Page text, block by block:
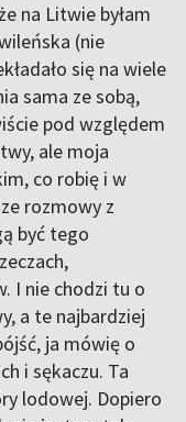
na Litwie byłam
(nie
się na wiele
sama ze sobą,
pod względem
ale moja
co robię i w
rozmowy z
być tego
I nie chodzi tu o
a te najbardziej
ja mówię o
i sękaczu. Ta
lodowej. Dopiero